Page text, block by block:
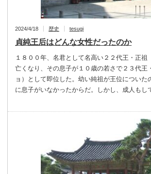
2024/4/18 歴史 tesugi
貞純王后はどんな女性だったのか
１８００年、名君として名高い２２代王・正祖
亡くなり、その息子が１０歳の若さで２３代王
ョ）として即位した。幼い純祖が王位についた
に息子がいなかったからだ。しかし、成人も